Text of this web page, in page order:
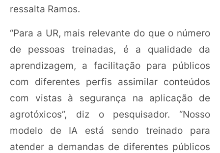
ressalta Ramos.
“Para a UR, mais relevante do que o número
de pessoas treinadas, é a qualidade da
aprendizagem, a facilitação para públicos
com diferentes perfis assimilar conteúdos
com vistas à segurança na aplicação de
agrotóxicos”, diz o pesquisador. “Nosso
modelo de IA está sendo treinado para
atender a demandas de diferentes públicos